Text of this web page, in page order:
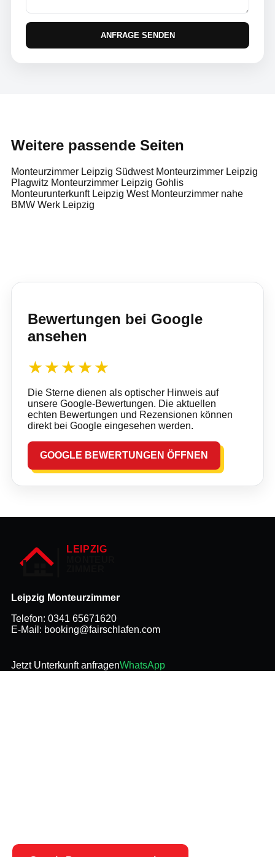
ANFRAGE SENDEN
Weitere passende Seiten
Monteurzimmer Leipzig Südwest Monteurzimmer Leipzig
Plagwitz Monteurzimmer Leipzig Gohlis
Monteurunterkunft Leipzig West Monteurzimmer nahe
BMW Werk Leipzig
Bewertungen bei Google
ansehen
★★★★★
Die Sterne dienen als optischer Hinweis auf
unsere Google-Bewertungen. Die aktuellen
echten Bewertungen und Rezensionen können
direkt bei Google eingesehen werden.
GOOGLE BEWERTUNGEN ÖFFNEN
Leipzig Monteurzimmer
Telefon: 0341 65671620
E-Mail: booking@fairschlafen.com
Jetzt Unterkunft anfragenWhatsApp